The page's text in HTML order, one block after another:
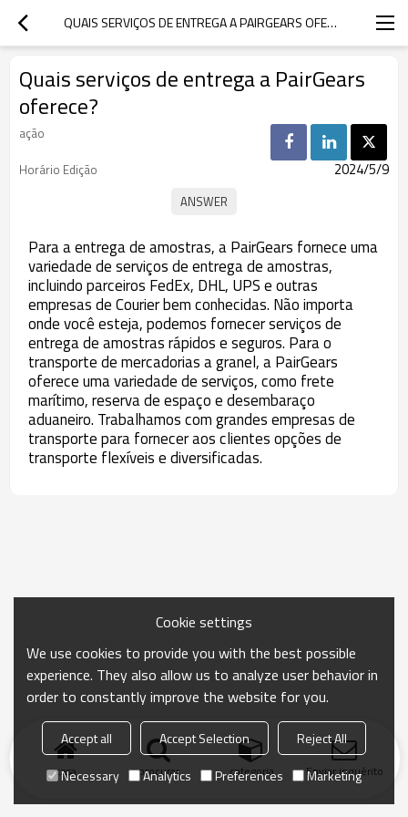
QUAIS SERVIÇOS DE ENTREGA A PAIRGEARS OFERECE?
Quais serviços de entrega a PairGears
oferece?
ação
Horário Edição
2024/5/9
Para a entrega de amostras, a PairGears fornece uma
variedade de serviços de entrega de amostras,
incluindo parceiros FedEx, DHL, UPS e outras
empresas de Courier bem conhecidas. Não importa
onde você esteja, podemos fornecer serviços de
entrega de amostras rápidos e seguros. Para o
transporte de mercadorias a granel, a PairGears
oferece uma variedade de serviços, como frete
marítimo, reserva de espaço e desembaraço
aduaneiro. Trabalhamos com grandes empresas de
transporte para fornecer aos clientes opções de
transporte flexíveis e diversificadas.
casa procurar categoria Enviar inquérito
Cookie settings
We use cookies to provide you with the best possible
experience. They also allow us to analyze user behavior in
order to constantly improve the website for you.
Accept all Accept Selection
Reject All
Necessary
Analytics Preferences Marketing